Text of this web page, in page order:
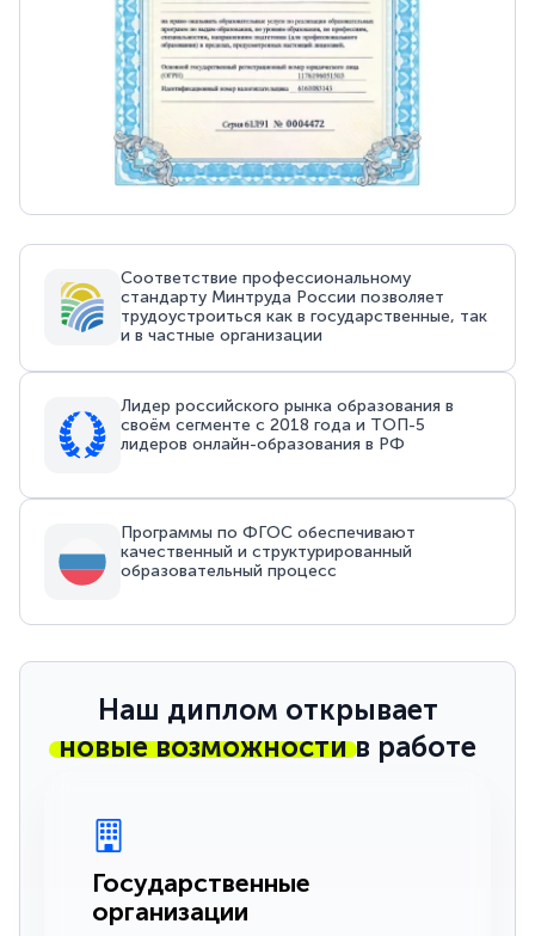
Соответствие профессиональному
стандарту Минтруда России позволяет
трудоустроиться как в государственные, так
и в частные организации
Лидер российского рынка образования в
своём сегменте с 2018 года и ТОП-5
лидеров онлайн-образования в РФ
Программы по ФГОС обеспечивают
качественный и структурированный
образовательный процесс
Наш диплом открывает
новые возможностив работе
Государственные
организации